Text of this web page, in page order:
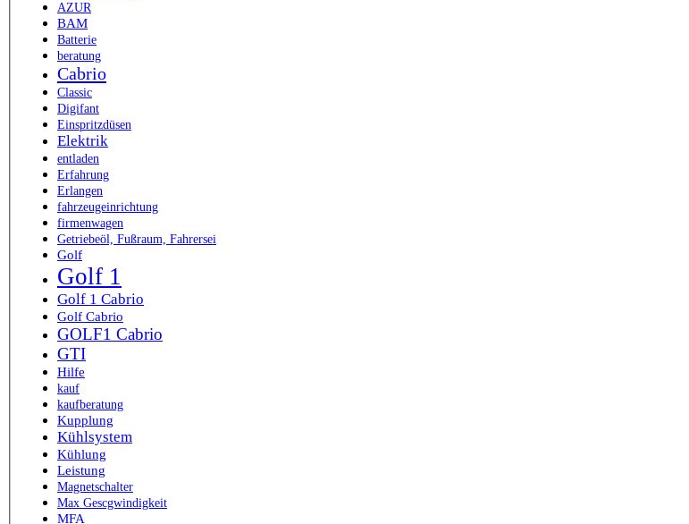
AZUR
BAM
Batterie
beratung
Cabrio
Classic
Digifant
Einspritzdüsen
Elektrik
entladen
Erfahrung
Erlangen
fahrzeugeinrichtung
firmenwagen
Getriebeöl, Fußraum, Fahrersei
Golf
Golf 1
Golf 1 Cabrio
Golf Cabrio
GOLF1 Cabrio
GTI
Hilfe
kauf
kaufberatung
Kupplung
Kühlsystem
Kühlung
Leistung
Magnetschalter
Max Gescgwindigkeit
MFA